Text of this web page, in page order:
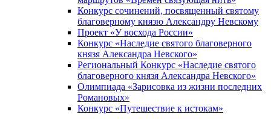
Конкурс сочинений, посвященный святому
благоверному князю Александру Невскому
Проект «У восхода России»
Конкурс «Наследие святого благоверного
князя Александра Невского»
Региональный Конкурс «Наследие святого
благоверного князя Александра Невского»
Олимпиада «Зарисовка из жизни последних
Романовых»
Конкурс «Путешествие к истокам»